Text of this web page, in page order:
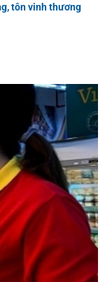
tôn vinh thương